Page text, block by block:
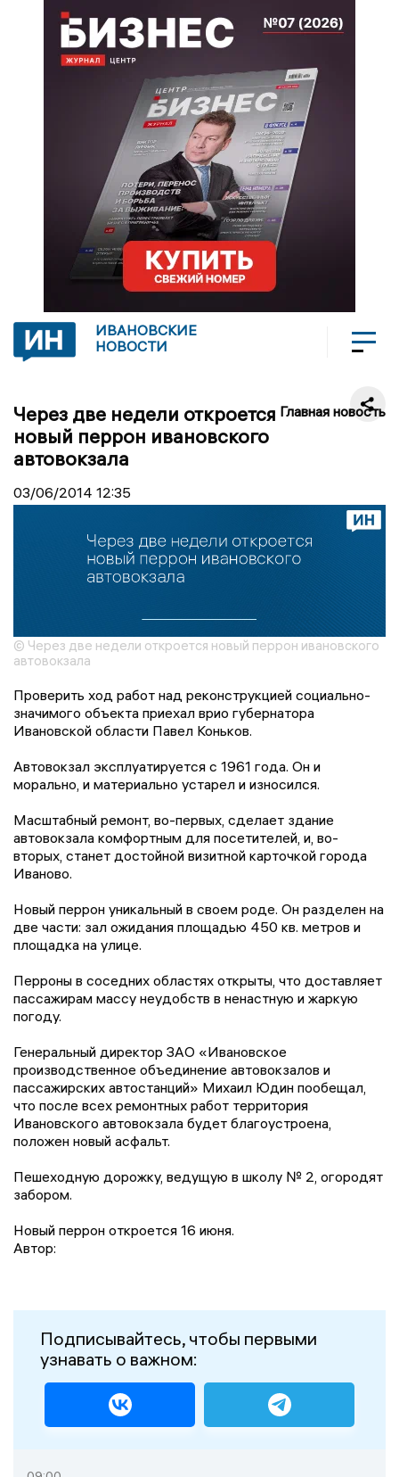
ИВАНОВСКИЕ
НОВОСТИ
Главная новость
Через две недели откроется
новый перрон ивановского
автовокзала
03/06/2014 12:35
© Через две недели откроется новый перрон ивановского
автовокзала
Проверить ход работ над реконструкцией социально-
значимого объекта приехал врио губернатора
Ивановской области Павел Коньков.
Автовокзал эксплуатируется с 1961 года. Он и
морально, и материально устарел и износился.
Масштабный ремонт, во-первых, сделает здание
автовокзала комфортным для посетителей, и, во-
вторых, станет достойной визитной карточкой города
Иваново.
Новый перрон уникальный в своем роде. Он разделен на
две части: зал ожидания площадью 450 кв. метров и
площадка на улице.
Перроны в соседних областях открыты, что доставляет
пассажирам массу неудобств в ненастную и жаркую
погоду.
Генеральный директор ЗАО «Ивановское
производственное объединение автовокзалов и
пассажирских автостанций» Михаил Юдин пообещал,
что после всех ремонтных работ территория
Ивановского автовокзала будет благоустроена,
положен новый асфальт.
Пешеходную дорожку, ведущую в школу № 2, огородят
забором.
Новый перрон откроется 16 июня.
Автор:
Подписывайтесь, чтобы первыми
узнавать о важном: